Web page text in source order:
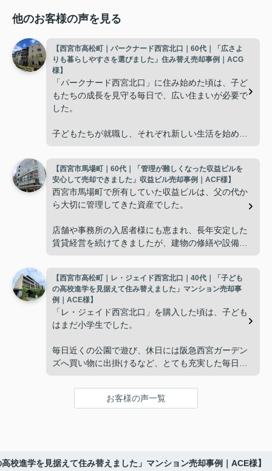
他のお客様の声を見る
【西宮市高松町｜パークナード西宮北口｜60代｜「広さよ
りも暮らしやすさを選びました」住み替え売却事例｜ACG
様】
「パークナード西宮北口」に住み始めた頃は、子ど
もたちの成長を見守る毎日で、広い住まいが必要で
した。
子どもたちが就職し、それぞれ新しい生活を始める
使わない部屋が増え、
「今の私たちには少し広すぎるね。」
掃除や管理の負担も考え、夫婦二人にちょうど良い
インフィニティエステートさんへ相談すると、「パ
ークナード西宮北口」の査定だけでなく、住み替え
先とのスケジュールや資金計画まで丁寧にサポート
してくださいました。
販売活動では、西宮北口駅へのアクセス、阪急西宮
ガーデンズ、医療機関や買い物施設など、将来も安
した。
【西宮市馬場町｜60代｜「管理が難しくなった収益ビルを
安心して売却できました」収益ビル売却事例｜ACF様】
西宮市馬場町で所有していた収益ビルは、父の代か
ら大切に管理してきた資産でした。
店舗や事務所の入居者様にも恵まれ、長年安定した
賃貸経営を続けてきましたが、建物の修繕や設備更
子どもたちはそれぞれ別の仕事に就いており、
「将来、このビルの管理を任せるのは難しいかもし
れない。」
と家族で話し合うようになりました。
インフィニティエステートさんへ相談すると、収益
投資家向けの販売方法をご提案いただきました。
【西宮市高松町｜レ・ジェイド西宮北口｜40代｜「子ども
の高校進学を見据えて住み替えました」マンション売却事
例｜ACE様】
「レ・ジェイド西宮北口」を購入した頃は、子ども
はまだ小学生でした。
毎日近くの公園で遊び、休日には阪急西宮ガーデン
ズへ買い物に出掛けるなど、とても充実した毎日を
年月が経ち、子どもが高校進学を意識する年齢にな
お客様の声一覧
校進学を見据えて住み替えました」マンション売却事例｜ACE様】